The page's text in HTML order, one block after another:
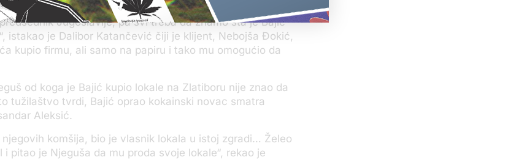
kao činjenicu koju su svi morali da znaju. Kao što svi
Jugoslavije, pa svi treba da znamo šta je Bajić
istakao je Dalibor Katančević čiji je klijent, Nebojša Đokić,
kupio firmu, ali samo na papiru i tako mu omogućio da
od koga je Bajić kupio lokale na Zlatiboru nije znao da
tužilaštvo tvrdi, Bajić oprao kokainski novac smatra
Aleksić.
njegovih komšija, bio je vlasnik lokala u istoj zgradi… Želeo
i pitao je Njeguša da mu proda svoje lokale“, rekao je